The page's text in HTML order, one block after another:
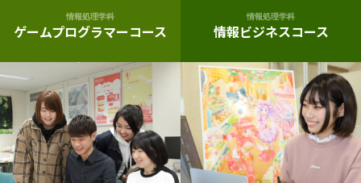
情報処理学科
ゲームプログラマーコース
情報処理学科
情報ビジネスコース